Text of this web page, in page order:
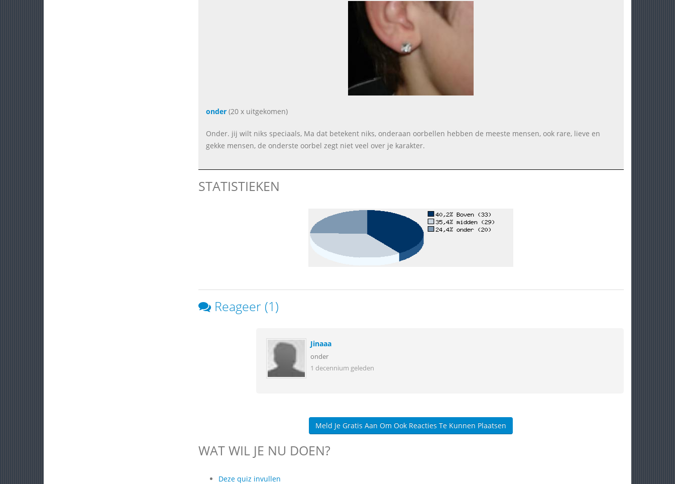
onder(20 x uitgekomen)
Onder. jij wilt niks speciaals, Ma dat betekent niks, onderaan oorbellen hebben de meeste mensen, ook rare, lieve en
gekke mensen, de onderste oorbel zegt niet veel over je karakter.
STATISTIEKEN
Reageer (1)
Jinaaa
onder
1 decennium geleden
Meld Je Gratis Aan Om Ook Reacties Te Kunnen Plaatsen
WAT WIL JE NU DOEN?
Deze quiz invullen